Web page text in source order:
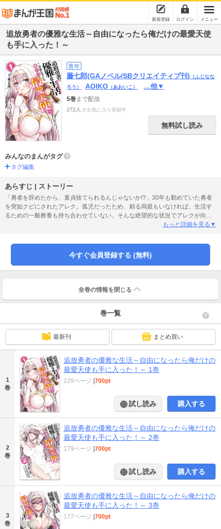
新規登録 ログイン メニュー
追放勇者の優雅な生活～自由になったら俺だけの最愛天使
も手に入った！～
青年
藤七郎(GAノベル/SBクリエイティブ刊) （ふじなな
ろう）
AOIKO （あおいこ） …他▼
5巻まで配信
272人 がお気に入り登録中
無料試し読み
みんなのまんがタグ
タグ編集
あらすじ | ストーリー
「勇者を辞めたから、童貞捨てられるんじゃないか!?」30年も勤めていた勇者
を突如クビにされたアレク。孤児だったため、頼る両親もいなければ、生活す
るための一般教養も持ち合わせていない。そんな絶望的な状況でアレクが向か
った先は――、まさかの奴隷商!?そこで美しく心優しいリリシアと出会い
もっと詳細を見る▼
今すぐ会員登録する (無料)
全巻の情報を 閉じる
巻一覧
最新刊 まとめ買い
1
巻
追放勇者の優雅な生活～自由になったら俺だけの
最愛天使も手に入った！～ 1巻
229ページ |700pt
試し読み 購入する
2
巻
追放勇者の優雅な生活～自由になったら俺だけの
最愛天使も手に入った！～ 2巻
179ページ |700pt
試し読み 購入する
3
巻
追放勇者の優雅な生活～自由になったら俺だけの
最愛天使も手に入った！～ 3巻
177ページ |700pt